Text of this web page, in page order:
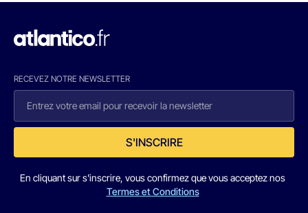
RECEVEZ NOTRE NEWSLETTER
S'INSCRIRE
En cliquant sur s'inscrire, vous confirmez que vous acceptez nos
Termes et Conditions